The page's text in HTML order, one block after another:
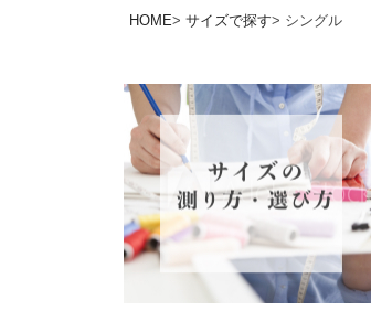
HOME サイズで探す シングル